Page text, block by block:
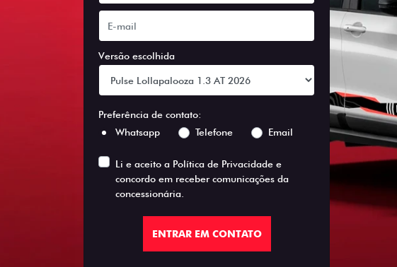
Versão escolhida
Preferência de contato:
Whatsapp
Telefone Email
Li e aceito a Política de Privacidade e
concordo em receber comunicações da
concessionária.
ENTRAR EM CONTATO